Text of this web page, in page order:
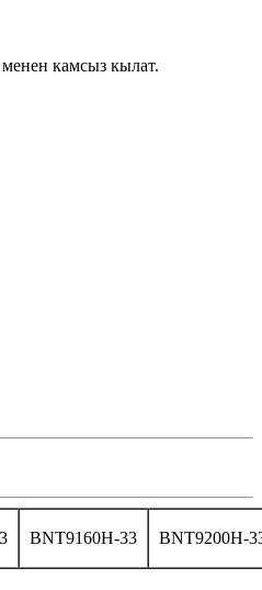
камсыз кылат.
BNT9160H-33 BNT9200H-